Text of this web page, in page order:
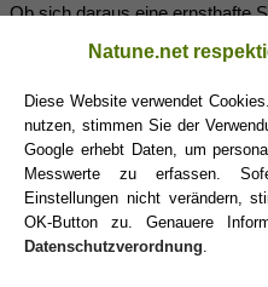
Ob sich daraus eine ernsthafte
Wenn es dir aber darum geht,
er das vielleicht gar nicht so auf
Andeutungen und zu verstehen
Norah74
Natune.net
Diese Website verwendet
nutzen, stimmen Sie der
Google erhebt Daten, um
Messwerte zu erfassen.
Einstellungen nicht verändern,
OK-Button zu. Genauere
Datenschutzverordnung.